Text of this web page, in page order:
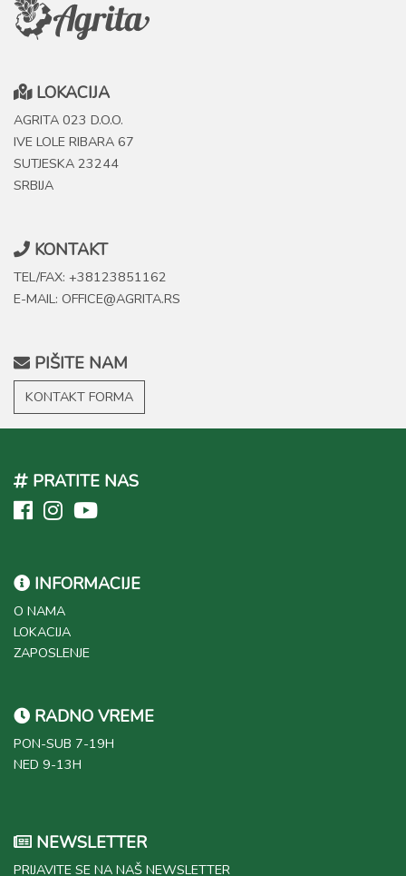
LOKACIJA
AGRITA 023 D.O.O.
IVE LOLE RIBARA 67
SUTJESKA 23244
SRBIJA
KONTAKT
TEL/FAX: +38123851162
E-MAIL: OFFICE@AGRITA.RS
PIŠITE NAM
KONTAKT FORMA
PRATITE NAS
INFORMACIJE
O NAMA
LOKACIJA
ZAPOSLENJE
RADNO VREME
PON-SUB 7-19H
NED 9-13H
NEWSLETTER
PRIJAVITE SE NA NAŠ NEWSLETTER